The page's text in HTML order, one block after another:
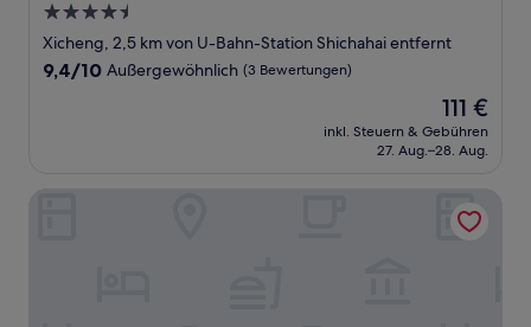
4.5-
Sterne-
Unterkunft
Xicheng, 2,5 km von U-Bahn-Station Shichahai entfernt
9.4
9,4/10 Außergewöhnlich (3 Bewertungen)
Der
Preis
beträgt
111 €
inkl. Steuern & Gebühren
27. Aug.–28. Aug.